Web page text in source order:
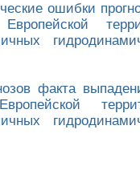
ошибки
факта